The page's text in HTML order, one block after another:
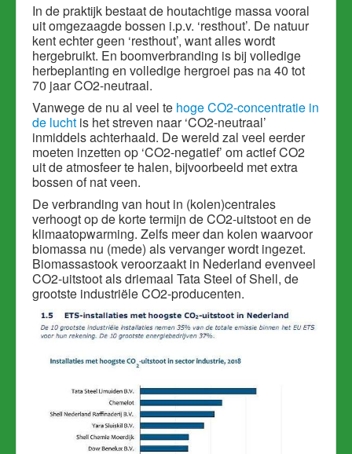
In de praktijk bestaat de houtachtige massa vooral
uit omgezaagde bossen i.p.v. ‘resthout’. De natuur
kent echter geen ‘resthout’, want alles wordt
hergebruikt. En boomverbranding is bij volledige
herbeplanting en volledige hergroei pas na 40 tot
70 jaar CO2-neutraal.
Vanwege de nu al veel te hoge CO2-concentratie in
de lucht is het streven naar ‘CO2-neutraal’
inmiddels achterhaald. De wereld zal veel eerder
moeten inzetten op ‘CO2-negatief’ om actief CO2
uit de atmosfeer te halen, bijvoorbeeld met extra
bossen of nat veen.
De verbranding van hout in (kolen)centrales
verhoogt op de korte termijn de CO2-uitstoot en de
klimaatopwarming. Zelfs meer dan kolen waarvoor
biomassa nu (mede) als vervanger wordt ingezet.
Biomassastook veroorzaakt in Nederland evenveel
CO2-uitstoot als driemaal Tata Steel of Shell, de
grootste industriële CO2-producenten.